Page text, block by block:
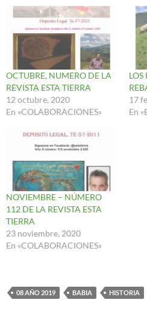
OCTUBRE, NUMERO DE LA
REVISTA ESTA TIERRA
12 octubre, 2020
En «COLABORACIONES»
LOS
17
En
NOVIEMBRE – NÚMERO
112 DE LA REVISTA ESTA
TIERRA
23 noviembre, 2020
En «COLABORACIONES»
08 AÑO 2019 BABIA HISTORIA